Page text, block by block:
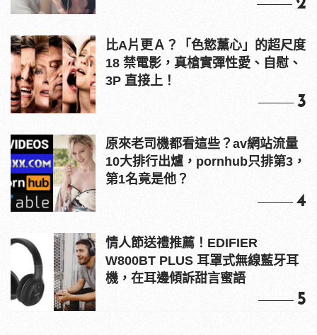
2
比A片更Ａ？「色慾薰心」的超尺度
18 禁電影，真槍實彈性愛、自慰、
3P 直接上！
3
原來老司機都看這些？av網站流量
10大排行出爐，pornhub只排第3，
第1名竟是他？
4
情人節送禮推薦！EDIFIER
W800BT PLUS 耳罩式無線藍牙耳
機，在耳邊傾訴甜言蜜語
5